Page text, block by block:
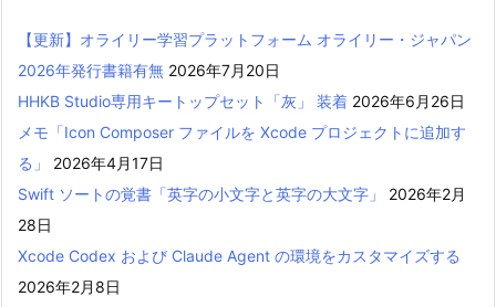
【更新】オライリー学習プラットフォーム オライリー・ジャパン
2026年発行書籍有無 2026年7月20日
HHKB Studio専用キートップセット「灰」 装着 2026年6月26日
メモ「Icon Composer ファイルを Xcode プロジェクトに追加す
る」
2026年4月17日
Swift ソートの覚書「英字の小文字と英字の大文字」
2026年2月
28日
Xcode Codex および Claude Agent の環境をカスタマイズする
2026年2月8日